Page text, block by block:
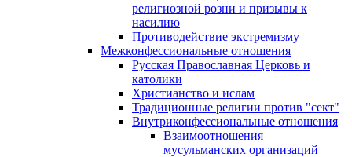
религиозной розни и призывы к
насилию
Противодействие экстремизму
Межконфессиональные отношения
Русская Православная Церковь и
католики
Христианство и ислам
Традиционные религии против "сект"
Внутриконфессиональные отношения
Взаимоотношения
мусульманских организаций